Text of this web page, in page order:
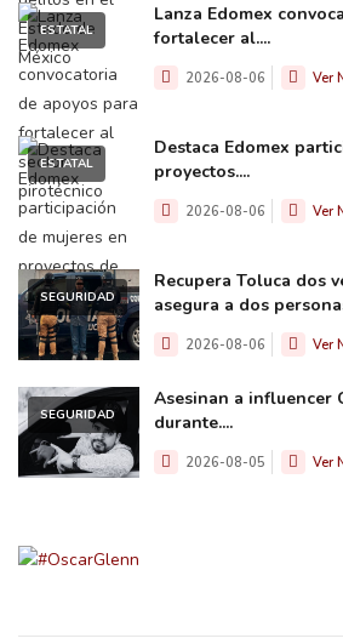
ESTATAL
Lanza Edomex
fortalecer al....
2026-08-06 Ver
ESTATAL
Destaca Edomex
proyectos....
2026-08-06 Ver
SEGURIDAD
Recupera Toluca dos
asegura a dos
2026-08-06 Ver
SEGURIDAD
Asesinan a influencer
durante....
2026-08-05 Ver